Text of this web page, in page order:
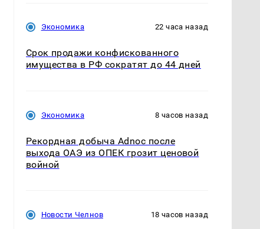
Экономика 22 часа назад
Срок продажи конфискованного
имущества в РФ сократят до 44 дней
Экономика 8 часов назад
Рекордная добыча Adnoc после
выхода ОАЭ из ОПЕК грозит ценовой
войной
Новости Челнов 18 часов назад